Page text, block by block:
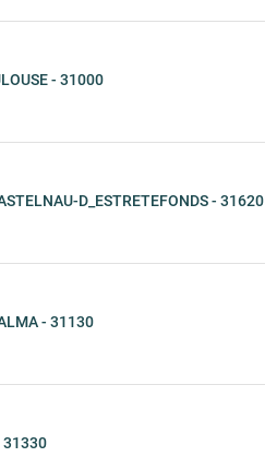
- 31000
D_ESTRETEFONDS - 31620
- 31130
31330